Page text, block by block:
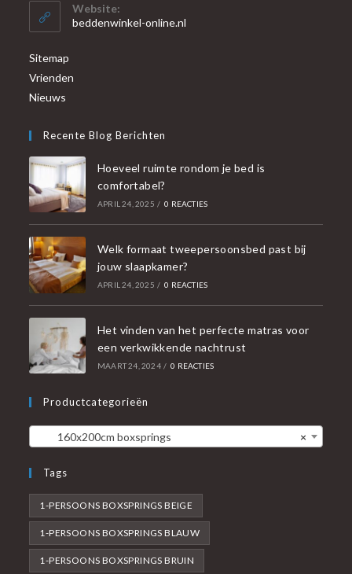
Website:
beddenwinkel-online.nl
Sitemap
Vrienden
Nieuws
Recente Blog Berichten
Hoeveel ruimte rondom je bed is
comfortabel?
APRIL 24, 2025 / 0 REACTIES
Welk formaat tweepersoonsbed past bij
jouw slaapkamer?
APRIL 24, 2025 / 0 REACTIES
Het vinden van het perfecte matras voor
een verkwikkende nachtrust
MAART 24, 2024 / 0 REACTIES
Productcategorieën
×
160x200cm boxsprings
Tags
1-PERSOONS BOXSPRINGS BEIGE
1-PERSOONS BOXSPRINGS BLAUW
1-PERSOONS BOXSPRINGS BRUIN